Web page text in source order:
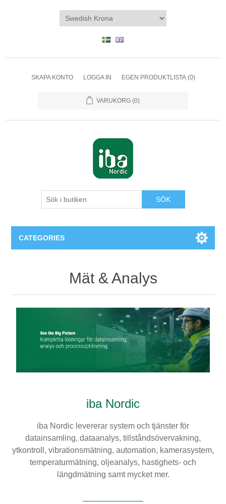
SKAPA KONTO LOGGA IN EGEN PRODUKTLISTA (0)
VARUKORG (0)
SÖK
CATEGORIES
Felsökning
Kvalitetsdokumentation
Tillståndsövervakning
Vibrationsanalys
Digitalisering
Produkter
Begner Machines
Mät & Analys
iba Nordic
iba Nordic levererar system och tjänster för
datainsamling, dataanalys, tillståndsövervakning,
ytkontroll, vibrationsmätning, automation, kamerasystem,
temperaturmätning, oljeanalys, hastighets- och
längdmätning samt mycket mer.